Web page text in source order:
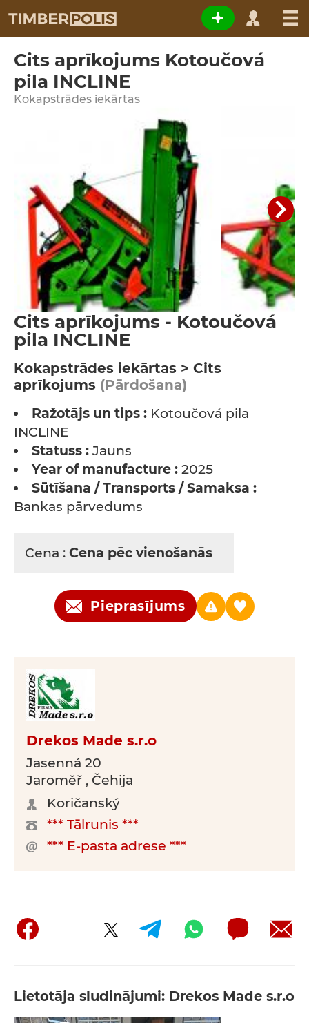
Cits aprīkojums Kotoučová
pila INCLINE
Kokapstrādes iekārtas
Cits aprīkojums - Kotoučová
pila INCLINE
Kokapstrādes iekārtas > Cits
aprīkojums (Pārdošana)
Ražotājs un tips : Kotoučová pila
INCLINE
Statuss : Jauns
Year of manufacture : 2025
Sūtīšana / Transports / Samaksa :
Bankas pārvedums
Cena : Cena pēc vienošanās
Pieprasījums
Drekos Made s.r.o
Jasenná 20
Jaroměř , Čehija
Koričanský
*** Tālrunis ***
*** E-pasta adrese ***
Lietotāja sludinājumi: Drekos Made s.r.o